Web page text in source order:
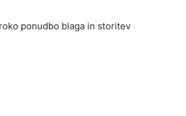
ponudbo blaga in storitev